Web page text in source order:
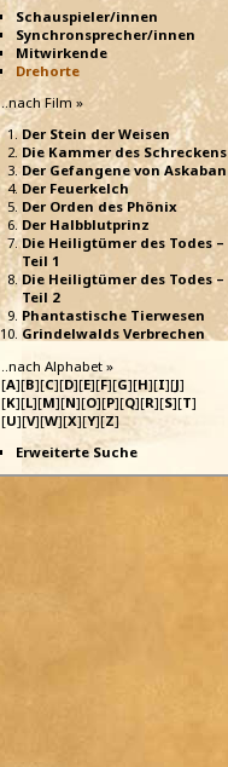
Schauspieler/innen
Synchronsprecher/innen
Mitwirkende
Drehorte
..nach Film »
Der Stein der Weisen
Die Kammer des Schreckens
Der Gefangene von Askaban
Der Feuerkelch
Der Orden des Phönix
Der Halbblutprinz
Die Heiligtümer des Todes –
Teil 1
Die Heiligtümer des Todes –
Teil 2
Phantastische Tierwesen
Grindelwalds Verbrechen
..nach Alphabet »
[A][B][C][D][E][F][G][H][I][J]
[K][L][M][N][O][P][Q][R][S][T]
[U][V][W][X][Y][Z]
Erweiterte Suche